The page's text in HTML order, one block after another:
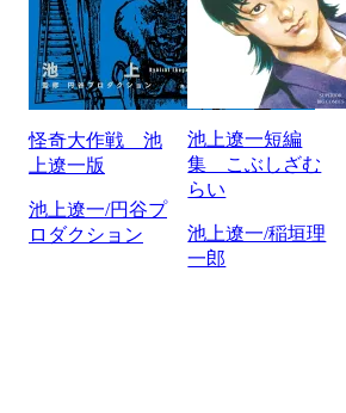
怪奇大作戦 池
上遼一版
池上遼一/円谷プ
ロダクション
池上遼一短編
集 こぶしざむ
らい
池上遼一/稲垣理
一郎